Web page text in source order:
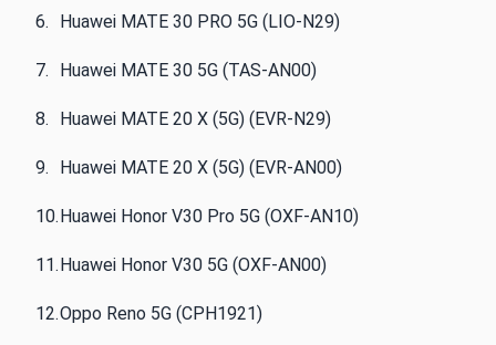
Huawei MATE 30 PRO 5G (LIO-N29)‌‌
Huawei MATE 30 5G (TAS-AN00)
Huawei MATE 20 X (5G) (EVR-N29)‌‌
Huawei MATE 20 X (5G) (EVR-AN00)‌‌
Huawei Honor V30 Pro 5G (OXF-AN10)‌‌
Huawei Honor V30 5G (OXF-AN00)
Oppo Reno 5G (CPH1921)